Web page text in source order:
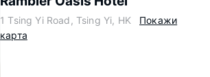
1 Tsing Yi Road, Tsing Yi, HK
Покажи
карта